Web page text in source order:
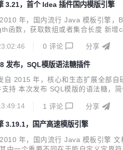
3.21，首个 Idea 插件国内模版引擎
年，国内流行 Java 模板引擎，
函数，获取数组或者集合长度 新
0 评论 分享
发布，SQL模版语法糖插件
自 2015 年，核心和生态扩展全部
持 本次发布 SQL模版的语法糖，
1 评论 分享
3.19.1，国产高速模版引擎
年，国内流行 Java 模板引擎